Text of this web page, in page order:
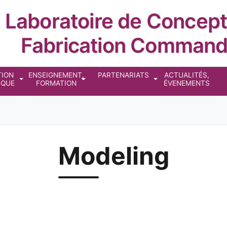
Laboratoire de
Fabrication
ENSEIGNEMENT,
FORMATION
PARTENARIATS
ACTUALITÉS,
ÉVENEMENTS
Modeling